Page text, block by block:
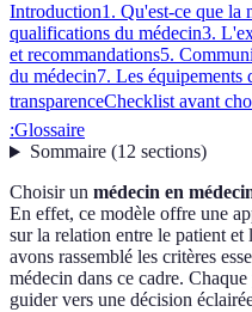
Introduction1. Qu'est-ce que la
qualifications du médecin3.
et recommandations5.
du médecin7. Les équipements
transparenceChecklist avant
:Glossaire
Sommaire(12 sections)
Choisir un médecin en
En effet, ce modèle offre une
sur la relation entre le patient
avons rassemblé les critères
médecin dans ce cadre.
guider vers une décision